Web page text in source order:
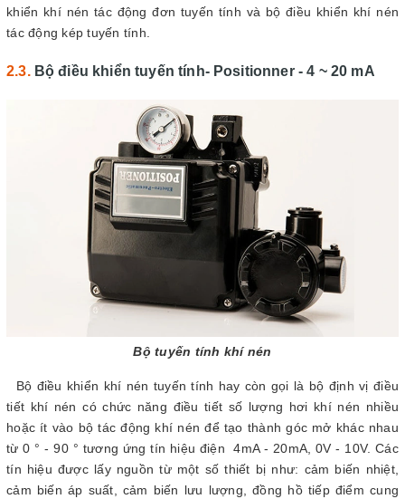
khiển khí nén tác động đơn tuyến tính và bộ điều khiển khí nén
tác động kép tuyến tính.
Bộ điều khiển tuyến tính- Positionner - 4 ~ 20 mA
Bộ tuyến tính khí nén
Bộ điều khiển khí nén tuyến tính hay còn gọi là bộ định vị điều
tiết khí nén có chức năng điều tiết số lượng hơi khí nén nhiều
hoặc ít vào bộ tác động khí nén để tạo thành góc mở khác nhau
từ 0 ° - 90 ° tương ứng tín hiệu điện 4mA - 20mA, 0V - 10V. Các
tín hiệu được lấy nguồn từ một số thiết bị như: cảm biến nhiệt,
cảm biến áp suất, cảm biến lưu lượng, đồng hồ tiếp điểm cung